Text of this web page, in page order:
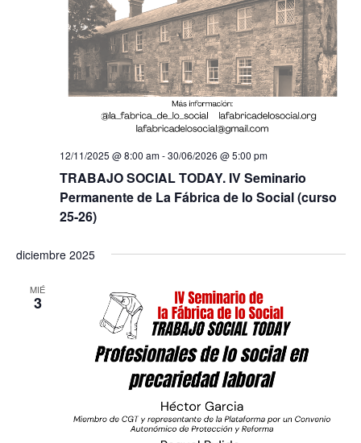
12/11/2025 @ 8:00 am-30/06/2026 @ 5:00 pm
TRABAJO SOCIAL TODAY. IV Seminario
Permanente de La Fábrica de lo Social (curso
25-26)
diciembre 2025
MIÉ
3